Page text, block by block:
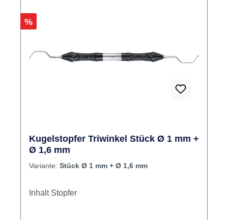
Rabatt
%
Kugelstopfer Triwinkel Stück Ø 1 mm +
Ø 1,6 mm
Variante: Stück Ø 1 mm + Ø 1,6 mm
Inhalt Stopfer